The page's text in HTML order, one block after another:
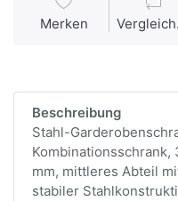
Merken
Beschreibung
Stahl-
mm, mittleres Abteil
stabiler